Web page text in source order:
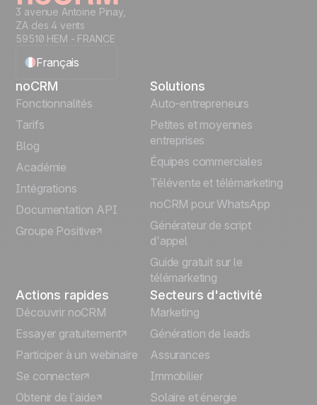
3 avenue Antoine Pinay,
ZA des 4 vents
59510 HEM - FRANCE
Français
English
Español
Português
Italiano
Deutsch
noCRM
Fonctionnalités
Tarifs
Blog
Académie
Intégrations
Documentation API
Groupe Positive
Solutions
Auto-entrepreneurs
Petites et moyennes
entreprises
Équipes commerciales
Télévente et télémarketing
noCRM pour WhatsApp
Générateur de script
d'appel
Guide gratuit sur le
télémarketing
Actions rapides
Découvrir noCRM
Essayer gratuitement
Participer à un webinaire
Se connecter
Obtenir de l’aide
Secteurs d'activité
Marketing
Génération de leads
Assurances
Immobilier
Solaire et énergie